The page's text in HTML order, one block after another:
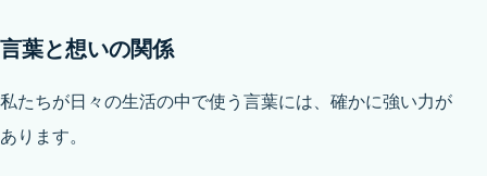
言葉と想いの関係
私たちが日々の生活の中で使う言葉には、確かに強い力が
あります。